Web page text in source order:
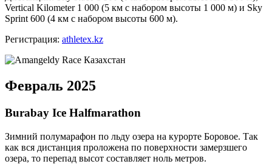
Vertical Kilometer 1 000 (5 км с набором высоты 1 000 м) и Sky
Sprint 600 (4 км с набором высоты 600 м).
Регистрация: athletex.kz
Февраль 2025
Burabay Ice Halfmarathon
Зимний полумарафон по льду озера на курорте Боровое. Так
как вся дистанция проложена по поверхности замерзшего
озера, то перепад высот составляет ноль метров.